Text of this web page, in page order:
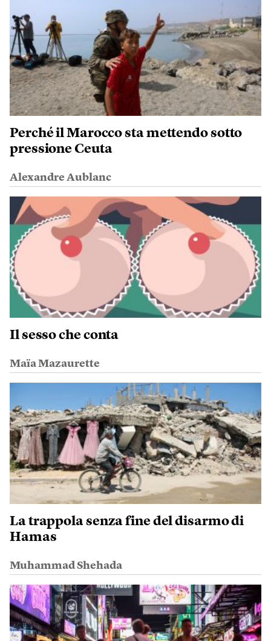
Perché il Marocco sta mettendo sotto
pressione Ceuta
Alexandre Aublanc
Il sesso che conta
Maïa Mazaurette
La trappola senza fine del disarmo di
Hamas
Muhammad Shehada